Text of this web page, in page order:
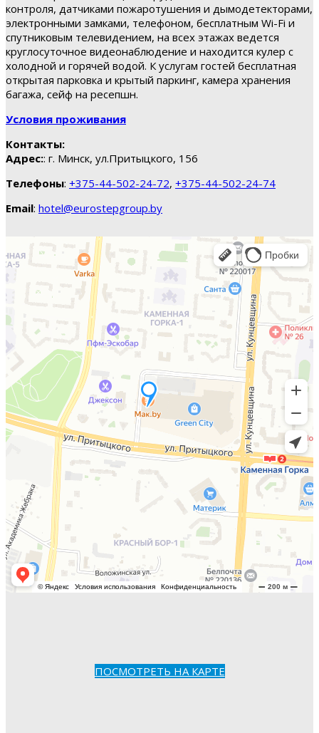
контроля, датчиками пожаротушения и дымодетекторами,
электронными замками, телефоном, бесплатным Wi-Fi и
спутниковым телевидением, на всех этажах ведется
круглосуточное видеонаблюдение и находится кулер с
холодной и горячей водой. К услугам гостей бесплатная
открытая парковка и крытый паркинг, камера хранения
багажа, сейф на ресепшн.
Условия проживания
Контакты:
Адрес:: г. Минск, ул.Притыцкого, 156
Телефоны: +375-44-502-24-72, +375-44-502-24-74
Email: hotel@eurostepgroup.by
ПОСМОТРЕТЬ НА КАРТЕ